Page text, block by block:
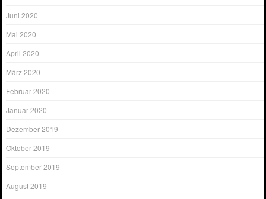
Juni 2020
Mai 2020
April 2020
März 2020
Februar 2020
Januar 2020
Dezember 2019
Oktober 2019
September 2019
August 2019